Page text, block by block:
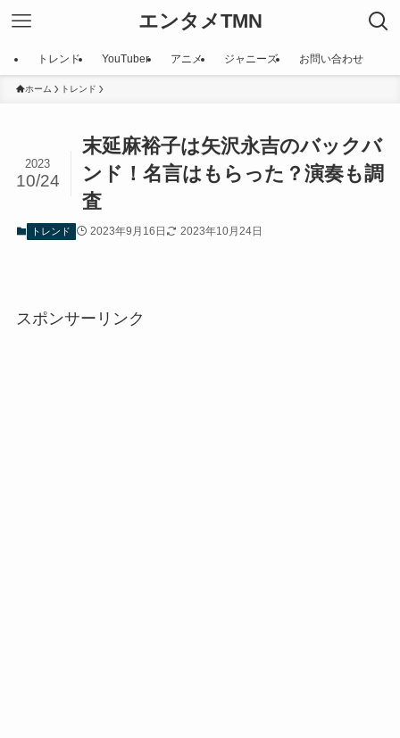
エンタメTMN
トレンド YouTuber アニメ ジャニーズ お問い合わせ
ホーム トレンド
末延麻裕子は矢沢永吉のバックバ
ンド！名言はもらった？演奏も調
査
2023
10/24
トレンド 2023年9月16日 2023年10月24日
スポンサーリンク